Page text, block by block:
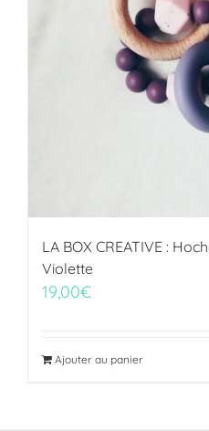
LA BOX CREATIVE :
Violette
19,00€
Ajouter au panier